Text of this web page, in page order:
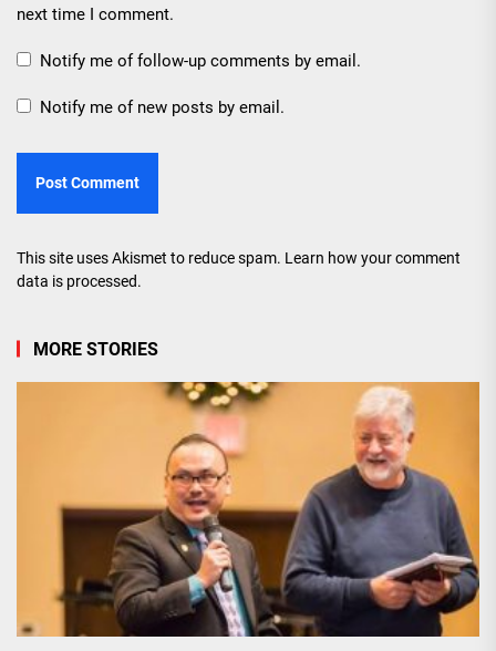
next time I comment.
Notify me of follow-up comments by email.
Notify me of new posts by email.
This site uses Akismet to reduce spam. Learn how your comment
data is processed.
MORE STORIES